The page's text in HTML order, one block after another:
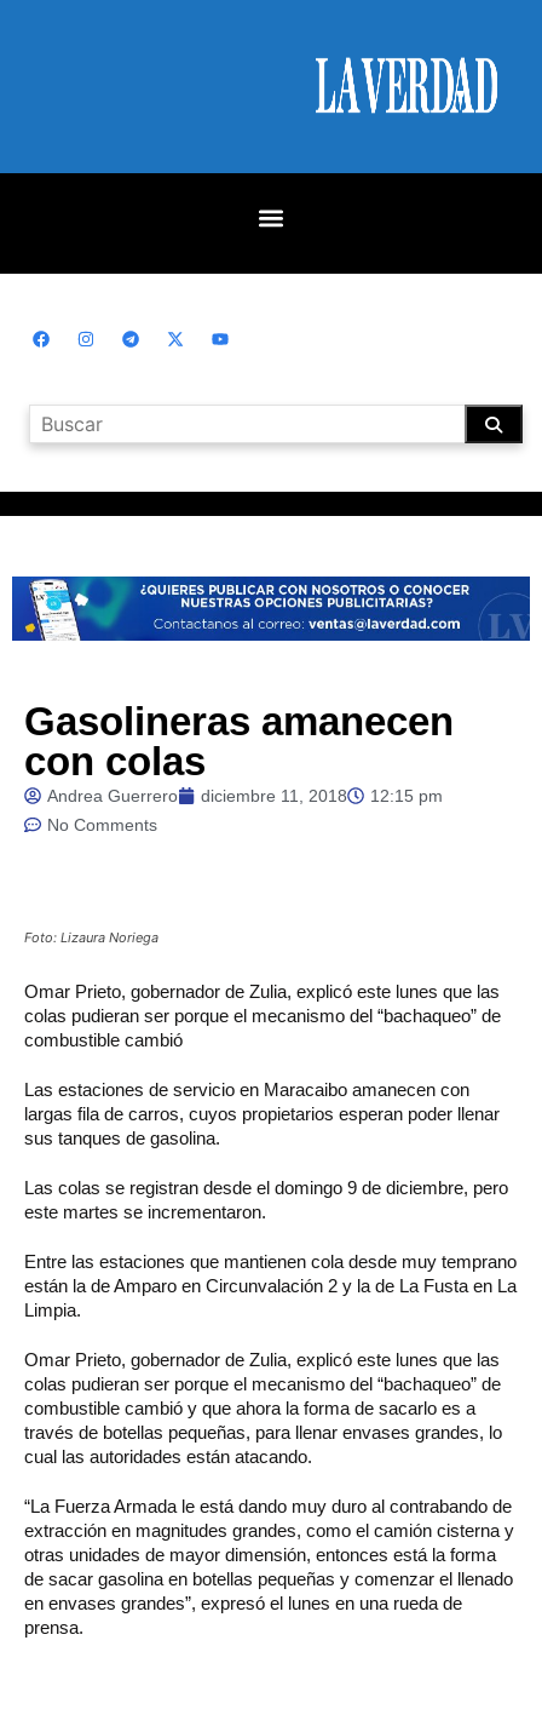
Gasolineras amanecen
con colas
Andrea Guerrero diciembre 11, 2018
12:15 pm
No Comments
Foto: Lizaura Noriega
Omar Prieto, gobernador de Zulia, explicó este lunes que las
colas pudieran ser porque el mecanismo del “bachaqueo” de
combustible cambió
Las estaciones de servicio en Maracaibo amanecen con
largas fila de carros, cuyos propietarios esperan poder llenar
sus tanques de gasolina.
Las colas se registran desde el domingo 9 de diciembre, pero
este martes se incrementaron.
Entre las estaciones que mantienen cola desde muy temprano
están la de Amparo en Circunvalación 2 y la de La Fusta en La
Limpia.
Omar Prieto, gobernador de Zulia, explicó este lunes que las
colas pudieran ser porque el mecanismo del “bachaqueo” de
combustible cambió y que ahora la forma de sacarlo es a
través de botellas pequeñas, para llenar envases grandes, lo
cual las autoridades están atacando.
“La Fuerza Armada le está dando muy duro al contrabando de
extracción en magnitudes grandes, como el camión cisterna y
otras unidades de mayor dimensión, entonces está la forma
de sacar gasolina en botellas pequeñas y comenzar el llenado
en envases grandes”, expresó el lunes en una rueda de
prensa.